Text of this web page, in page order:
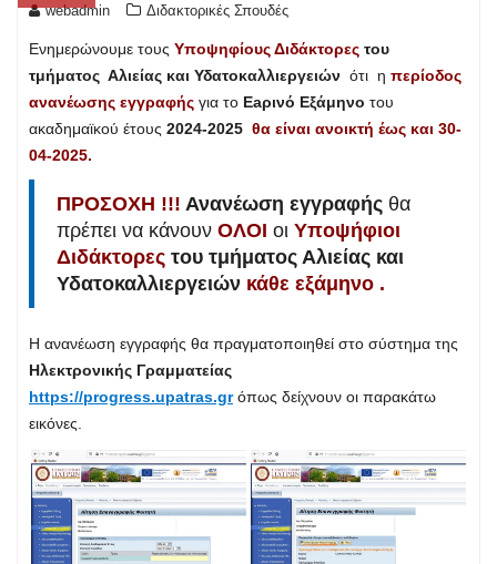
webadmin Διδακτορικές Σπουδές
Ενημερώνουμε τους Υποψηφίους Διδάκτορες του
τμήματος Αλιείας και Υδατοκαλλιεργειών ότι η περίοδος
ανανέωσης εγγραφής για το Eaρινό Εξάμηνο του
ακαδημαϊκού έτους 2024-2025 θα είναι ανοικτή έως και 30-
04-2025.
ΠΡΟΣΟΧΗ !!! Ανανέωση εγγραφής θα
πρέπει να κάνουν ΟΛΟΙ οι Υποψήφιοι
Διδάκτορες του τμήματος Αλιείας και
Υδατοκαλλιεργειών κάθε εξάμηνο .
Η ανανέωση εγγραφής θα πραγματοποιηθεί στο σύστημα της
Ηλεκτρονικής Γραμματείας
https://progress.upatras.grόπως δείχνουν οι παρακάτω
εικόνες.